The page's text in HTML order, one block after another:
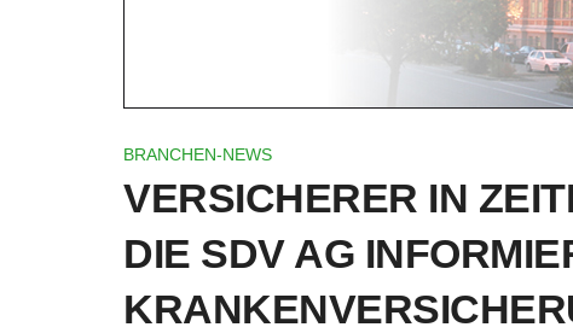
BRANCHEN-NEWS
VERSICHERER IN
DIE SDV AG